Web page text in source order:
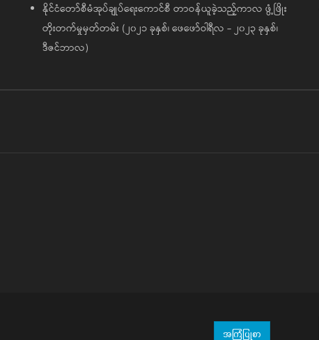
နိုင်ငံတော်စီမံအုပ်ချုပ်ရေးကောင်စီ တာဝန်ယူခဲ့သည့်ကာလ ဖွံ့ဖြိုး
တိုးတက်မှုမှတ်တမ်း (၂၀၂၁ ခုနှစ်၊ ဖေဖော်ဝါရီလ - ၂၀၂၃ ခုနှစ်၊
ဒီဇင်ဘာလ)
အကြံပြုစာ